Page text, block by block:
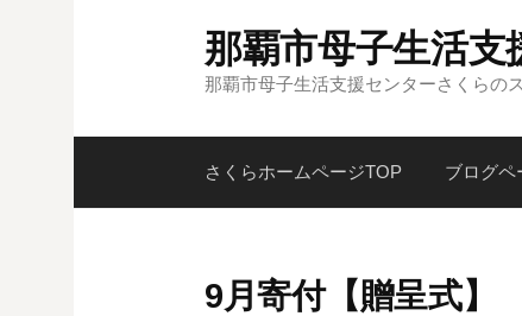
ツ
ス
那覇市母子生活
那覇市母子生活支援センターさくらの
さくらホームページTOP ブログペ
9月寄付【贈呈式】